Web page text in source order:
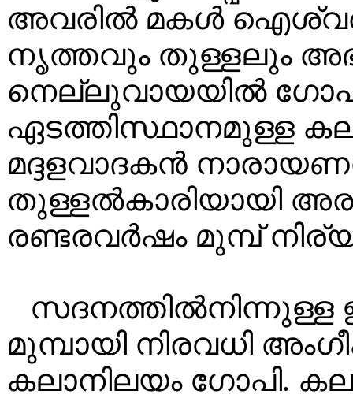
അവരിൽ മകൾ
നൃത്തവും തുള്ളലും
നെല്ലുവായയിൽ
ഏടത്തിസ്ഥാനമുള്ള
മദ്ദളവാദകൻ
തുള്ളൽകാരിയായി
രണ്ടരവർഷം മുമ്പ്
മുമ്പായി നിരവധി
കലാനിലയം ഗോപി.